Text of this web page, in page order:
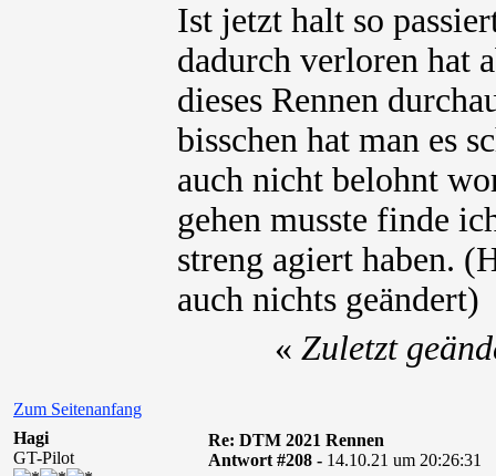
Ist jetzt halt so
dadurch verloren hat
dieses Rennen
bisschen hat man es
auch nicht belohnt
gehen musste finde
streng agiert haben.
auch nichts geändert)
Zum Seitenanfang
« Zuletzt
Hagi
GT-Pilot
Re: DTM 2021 Rennen
Antwort #208 - 14.10.21 um 20:26:31